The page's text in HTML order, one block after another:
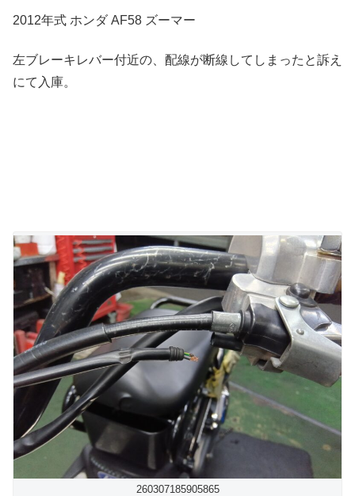
2012年式 ホンダ AF58 ズーマー
左ブレーキレバー付近の、配線が断線してしまったと訴え
にて入庫。
260307185905865